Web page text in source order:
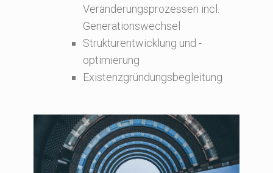
Veränderungsprozessen incl.
Generationswechsel
Strukturentwicklung und -
optimierung
Existenzgründungsbegleitung